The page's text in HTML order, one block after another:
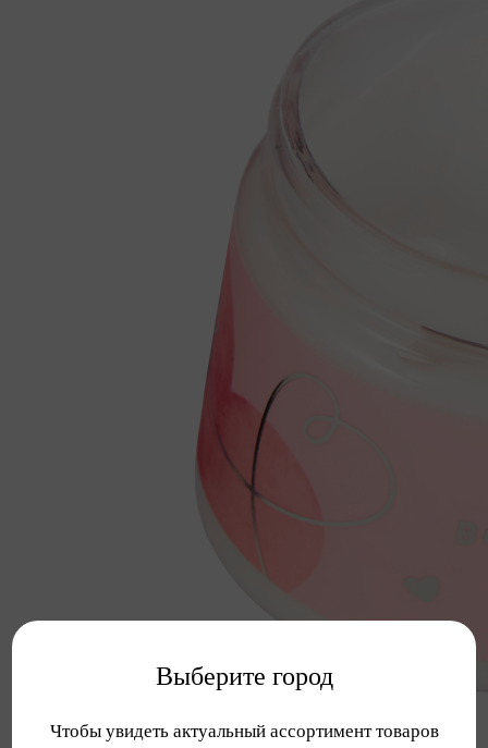
Выберите город
Чтобы увидеть актуальный ассортимент товаров